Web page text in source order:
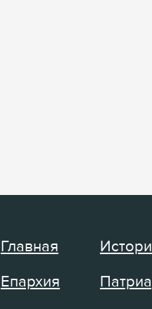
Главная
Епархия